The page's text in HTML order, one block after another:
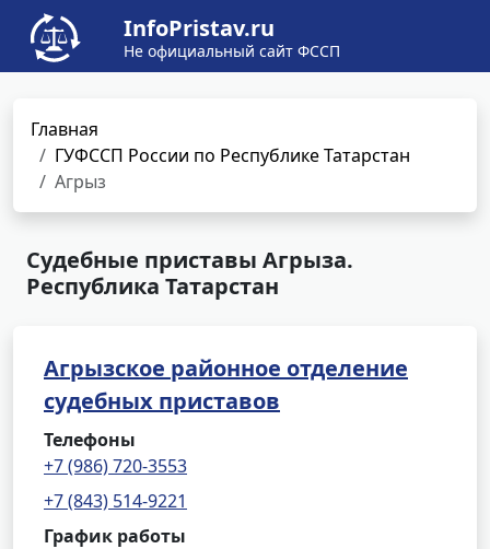
InfoPristav.ru
Не официальный сайт ФССП
Главная
ГУФССП России по Республике Татарстан
Агрыз
Судебные приставы Агрыза.
Республика Татарстан
Агрызское районное отделение
судебных приставов
Телефоны
+7 (986) 720-3553
+7 (843) 514-9221
График работы